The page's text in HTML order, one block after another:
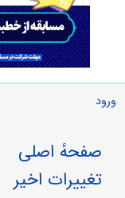
ورود
صفحهٔ اصلی
تغییرات اخیر